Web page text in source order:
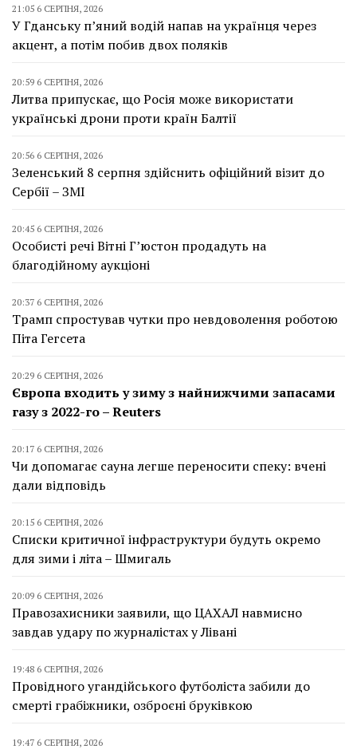
21:05 6 СЕРПНЯ, 2026
У Гданську п’яний водій напав на українця через
акцент, а потім побив двох поляків
20:59 6 СЕРПНЯ, 2026
Литва припускає, що Росія може використати
українські дрони проти країн Балтії
20:56 6 СЕРПНЯ, 2026
Зеленський 8 серпня здійснить офіційний візит до
Сербії – ЗМІ
20:45 6 СЕРПНЯ, 2026
Особисті речі Вітні Г’юстон продадуть на
благодійному аукціоні
20:37 6 СЕРПНЯ, 2026
Трамп спростував чутки про невдоволення роботою
Піта Гегсета
20:29 6 СЕРПНЯ, 2026
Європа входить у зиму з найнижчими запасами
газу з 2022-го – Reuters
20:17 6 СЕРПНЯ, 2026
Чи допомагає сауна легше переносити спеку: вчені
дали відповідь
20:15 6 СЕРПНЯ, 2026
Списки критичної інфраструктури будуть окремо
для зими і літа – Шмигаль
20:09 6 СЕРПНЯ, 2026
Правозахисники заявили, що ЦАХАЛ навмисно
завдав удару по журналістах у Лівані
19:48 6 СЕРПНЯ, 2026
Провідного угандійського футболіста забили до
смерті грабіжники, озброєні бруківкою
19:47 6 СЕРПНЯ, 2026